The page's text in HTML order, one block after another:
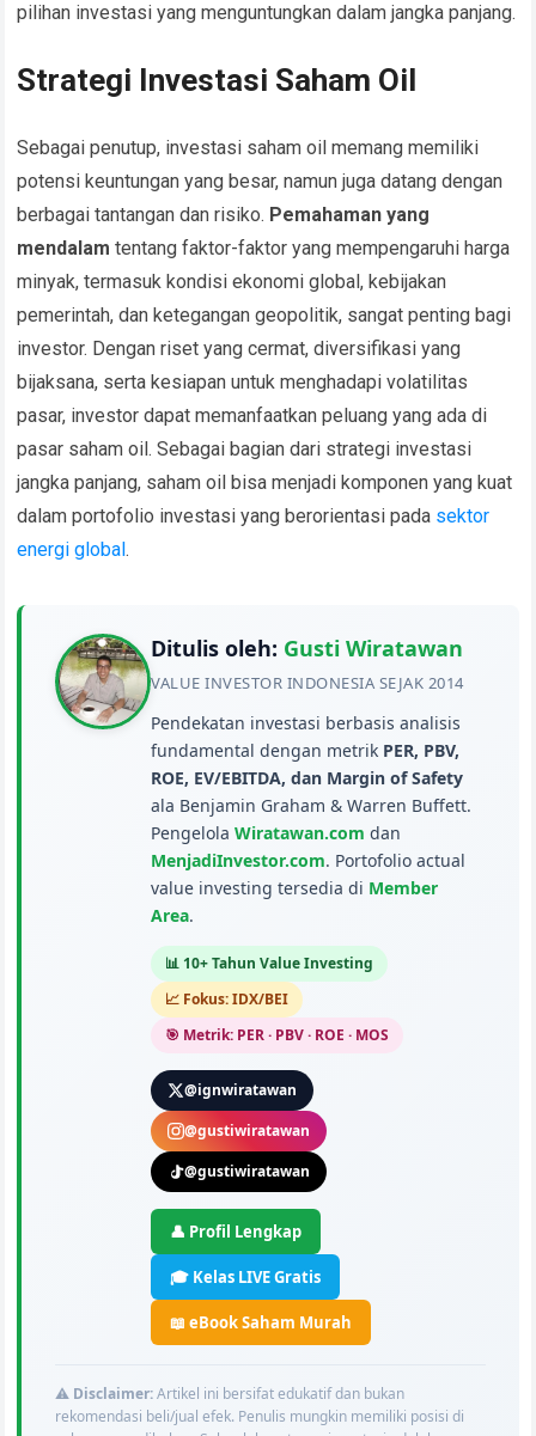
pilihan investasi yang menguntungkan dalam jangka panjang.
Strategi Investasi Saham Oil
Sebagai penutup, investasi saham oil memang memiliki
potensi keuntungan yang besar, namun juga datang dengan
berbagai tantangan dan risiko. Pemahaman yang
mendalam tentang faktor-faktor yang mempengaruhi harga
minyak, termasuk kondisi ekonomi global, kebijakan
pemerintah, dan ketegangan geopolitik, sangat penting bagi
investor. Dengan riset yang cermat, diversifikasi yang
bijaksana, serta kesiapan untuk menghadapi volatilitas
pasar, investor dapat memanfaatkan peluang yang ada di
pasar saham oil. Sebagai bagian dari strategi investasi
jangka panjang, saham oil bisa menjadi komponen yang kuat
dalam portofolio investasi yang berorientasi pada sektor
energi global.
Ditulis oleh: Gusti Wiratawan
VALUE INVESTOR INDONESIA SEJAK 2014
Pendekatan investasi berbasis analisis
fundamental dengan metrik PER, PBV,
ROE, EV/EBITDA, dan Margin of Safety
ala Benjamin Graham & Warren Buffett.
PengelolaWiratawan.com dan
MenjadiInvestor.com. Portofolio actual
value investing tersedia di Member
Area.
📊 10+ Tahun Value Investing
📈 Fokus: IDX/BEI
🎯 Metrik: PER · PBV · ROE · MOS
@ignwiratawan
@gustiwiratawan
@gustiwiratawan
👤 Profil Lengkap
🎓 Kelas LIVE Gratis
📖 eBook Saham Murah
⚠️ Disclaimer:Artikel ini bersifat edukatif dan bukan
rekomendasi beli/jual efek. Penulis mungkin memiliki posisi di